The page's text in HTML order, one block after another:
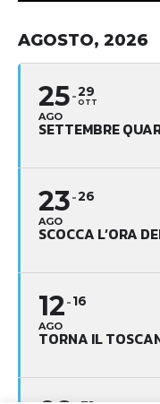
AGOSTO, 2026
25
AGO
29
OTT
SETTEMBRE
23
AGO
26
SCOCCA L’ORA
12
AGO
16
TORNA IL